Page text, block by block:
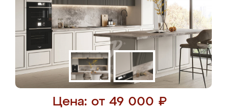
Цена: от 49 000 ₽